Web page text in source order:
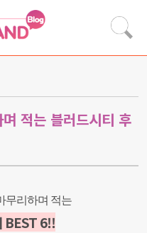
적는 블러드시티 후
무리하며 적는
BEST 6!!